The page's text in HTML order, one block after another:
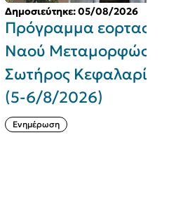
2026
Ιερού
του
Κηφισιάς